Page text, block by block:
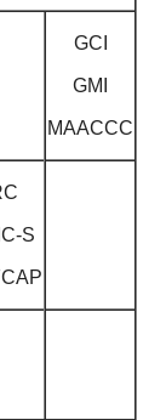
GCI
GMI
MAACCC
S